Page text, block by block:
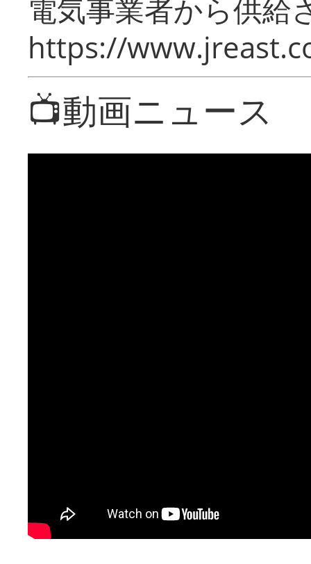
電気事業者から供給
https://
📺動画ニュース